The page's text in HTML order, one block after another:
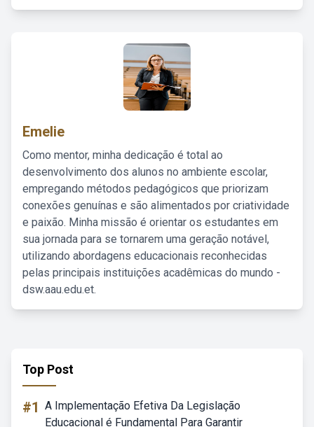
Emelie
Como mentor, minha dedicação é total ao
desenvolvimento dos alunos no ambiente escolar,
empregando métodos pedagógicos que priorizam
conexões genuínas e são alimentados por criatividade
e paixão. Minha missão é orientar os estudantes em
sua jornada para se tornarem uma geração notável,
utilizando abordagens educacionais reconhecidas
pelas principais instituições acadêmicas do mundo -
dsw.aau.edu.et.
Top Post
#1 A Implementação Efetiva Da Legislação
Educacional é Fundamental Para Garantir